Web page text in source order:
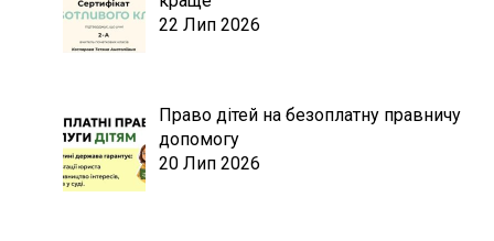
22 Лип 2026
Право дітей на безоплатну правничу
допомогу
20 Лип 2026